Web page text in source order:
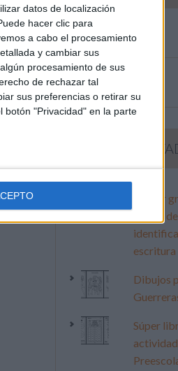
datos de localización
hacer clic para
a cabo el procesamiento
y cambiar sus
procesamiento de sus
de rechazar tal
sus preferencias o retirar su
botón "Privacidad" en la parte
LO MÁS
Primer
Fichas
escritura
Dibujos
Súper